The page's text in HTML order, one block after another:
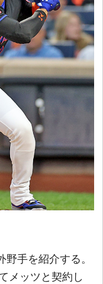
手を紹介する。
メッツと契約し